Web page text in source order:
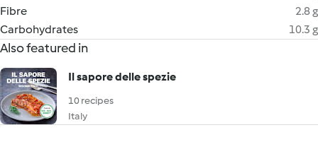
Fibre
2.8 g
Carbohydrates
10.3 g
Also featured in
Il sapore delle spezie
10 recipes
Italy